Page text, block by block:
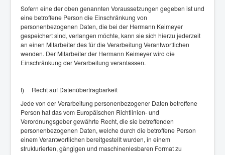
Sofern eine der oben genannten Voraussetzungen gegeben ist und
eine betroffene Person die Einschränkung von
personenbezogenen Daten, die bei der Hermann Keimeyer
gespeichert sind, verlangen möchte, kann sie sich hierzu jederzeit
an einen Mitarbeiter des für die Verarbeitung Verantwortlichen
wenden. Der Mitarbeiter der Hermann Keimeyer wird die
Einschränkung der Verarbeitung veranlassen.
f) Recht auf Datenübertragbarkeit
Jede von der Verarbeitung personenbezogener Daten betroffene
Person hat das vom Europäischen Richtlinien- und
Verordnungsgeber gewährte Recht, die sie betreffenden
personenbezogenen Daten, welche durch die betroffene Person
einem Verantwortlichen bereitgestellt wurden, in einem
strukturierten, gängigen und maschinenlesbaren Format zu